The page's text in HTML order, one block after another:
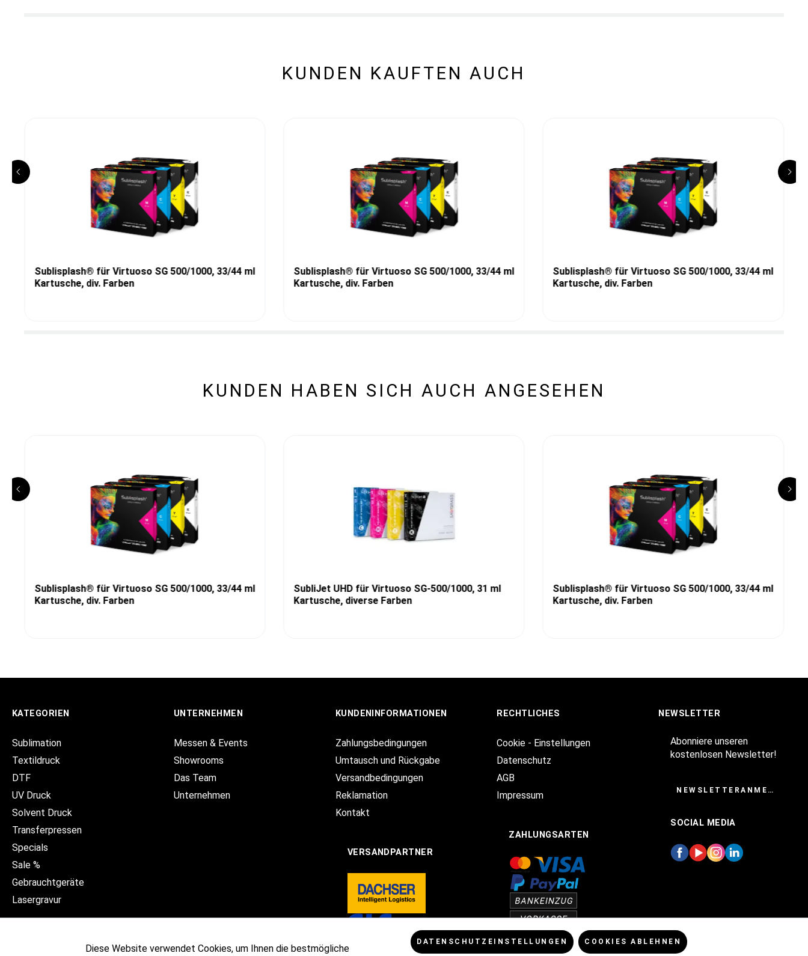
KUNDEN KAUFTEN AUCH
Sublisplash® für Virtuoso SG 500/1000, 33/44 ml
Kartusche, div. Farben
Sublisplash® für Virtuoso SG 500/1000, 33/44 ml
Kartusche, div. Farben
Sublisplash® für Virtuoso SG 500/1000, 33/44 ml
Kartusche, div. Farben
KUNDEN HABEN SICH AUCH ANGESEHEN
Sublisplash® für Virtuoso SG 500/1000, 33/44 ml
Kartusche, div. Farben
SubliJet UHD für Virtuoso SG-500/1000, 31 ml
Kartusche, diverse Farben
Sublisplash® für Virtuoso SG 500/1000, 33/44 ml
Kartusche, div. Farben
KATEGORIEN
Sublimation
Textildruck
DTF
UV Druck
Solvent Druck
Transferpressen
Specials
Sale %
Gebrauchtgeräte
Lasergravur
UNTERNEHMEN
Messen & Events
Showrooms
Das Team
Unternehmen
KUNDENINFORMATIONEN
Zahlungsbedingungen
Umtausch und Rückgabe
Versandbedingungen
Reklamation
Kontakt
VERSANDPARTNER
RECHTLICHES
Cookie - Einstellungen
Datenschutz
AGB
Impressum
ZAHLUNGSARTEN
NEWSLETTER
Abonniere unseren
kostenlosen Newsletter!
NEWSLETTERANMELDUNG
SOCIAL MEDIA
Diese Website verwendet Cookies, um Ihnen die bestmögliche
DATENSCHUTZEINSTELLUNGEN COOKIES ABLEHNEN